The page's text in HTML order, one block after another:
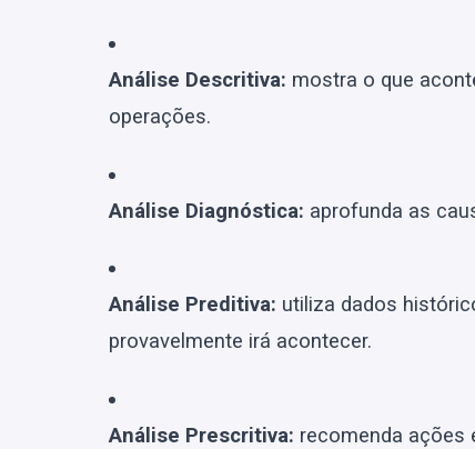
Análise Descritiva: mostra o que
operações.
Análise Diagnóstica: aprofunda as
Análise Preditiva: utiliza dados
provavelmente irá acontecer.
Análise Prescritiva: recomenda ações